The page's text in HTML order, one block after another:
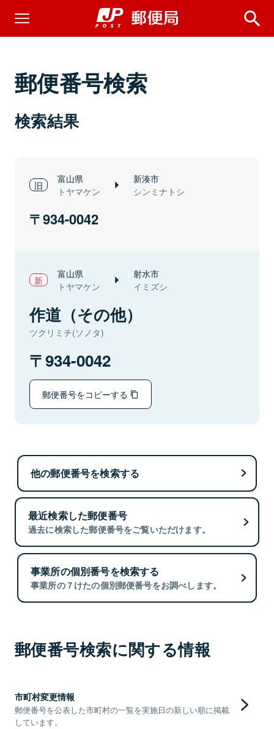
郵便番号検索
検索結果
富山県
トヤマケン
新湊市
シンミナトシ
934-0042
富山県
トヤマケン
射水市
イミズシ
作道（その他）
ツクリミチ(ソノタ)
934-0042
郵便番号をコピーする
他の郵便番号を検索する
最近検索した郵便番号
過去に検索した郵便番号をご覧いただけます。
事業所の個別番号を検索する
事業所の７けたの個別郵便番号をお調べします。
郵便番号検索に関する情報
市町村変更情報
郵便番号を公表した市町村の一覧を実施日の新しい順に掲載
しています。